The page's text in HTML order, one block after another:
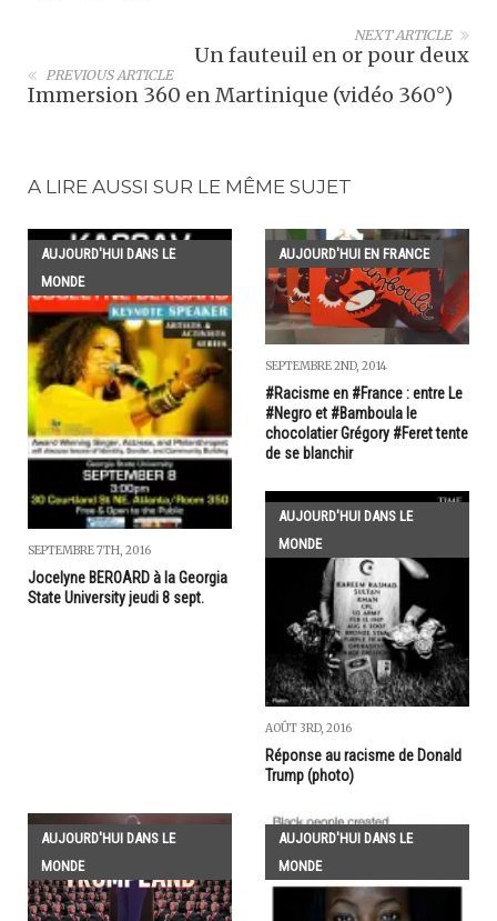
NEXT ARTICLE
Un fauteuil en or pour deux
PREVIOUS ARTICLE
Immersion 360 en Martinique (vidéo 360°)
A LIRE AUSSI SUR LE MÊME SUJET
AUJOURD'HUI DANS LE
MONDE
SEPTEMBRE 7TH, 2016
Jocelyne BEROARD à la Georgia
State University jeudi 8 sept.
AUJOURD'HUI EN FRANCE
SEPTEMBRE 2ND, 2014
#Racisme en #France : entre Le
#Negro et #Bamboula le
chocolatier Grégory #Feret tente
de se blanchir
AUJOURD'HUI DANS LE
MONDE
AOÛT 3RD, 2016
Réponse au racisme de Donald
Trump (photo)
AUJOURD'HUI DANS LE
MONDE
AUJOURD'HUI DANS LE
MONDE